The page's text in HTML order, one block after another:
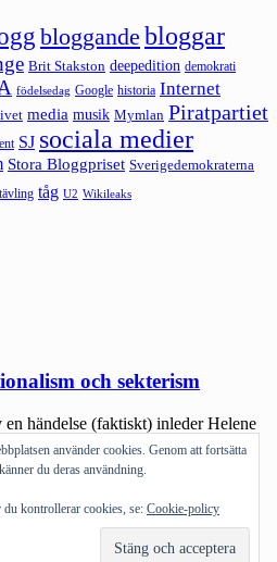
bloggande bloggar
Brit Stakston deepedition demokrati
födelsedag Google historia Internet
media musik Mymlan Piratpartiet
SJ sociala medier
Stora Bloggpriset Sverigedemokraterna
tävling tåg U2 Wikileaks
och sekterism
händelse (faktiskt) inleder Helene
online på DN. —
jag läst ganska mycket
har jag läst mycket
bygger mycket på att förstå hur
är i samband med att […]
använder cookies. Genom att fortsätta
du deras användning.
kontrollerar cookies, se: Cookie-policy